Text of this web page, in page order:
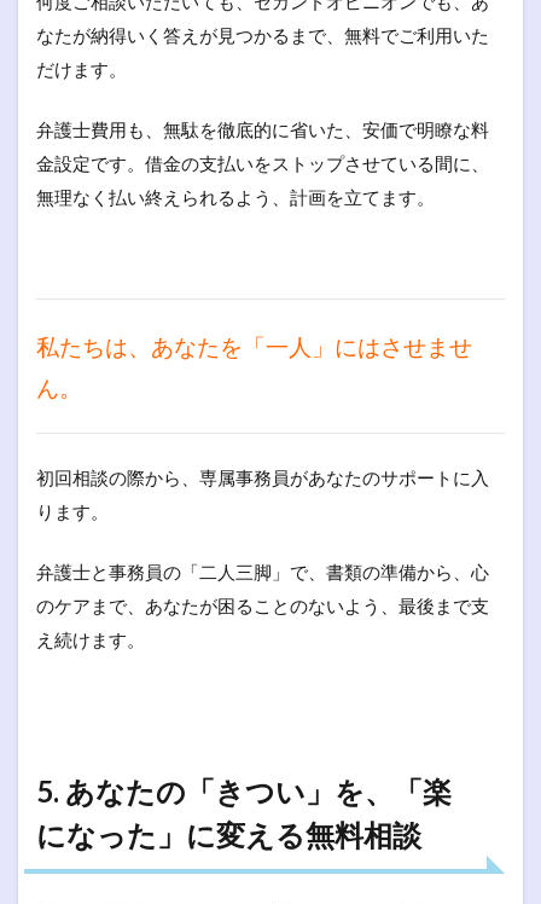
なたが納得いく答えが見つかるまで、無料でご利用いた
だけます。
弁護士費用も、無駄を徹底的に省いた、安価で明瞭な料
金設定です。借金の支払いをストップさせている間に、
無理なく払い終えられるよう、計画を立てます。
私たちは、あなたを「一人」にはさせませ
ん。
初回相談の際から、専属事務員があなたのサポートに入
ります。
弁護士と事務員の「二人三脚」で、書類の準備から、心
のケアまで、あなたが困ることのないよう、最後まで支
え続けます。
5. あなたの「きつい」を、「楽
になった」に変える無料相談